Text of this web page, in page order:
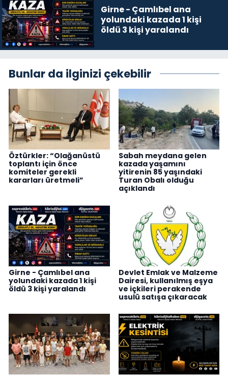
Girne - Çamlıbel ana
yolundaki kazada 1 kişi
öldü 3 kişi yaralandı
Bunlar da ilginizi çekebilir
Öztürkler: “Olağanüstü
toplantı için önce
komiteler gerekli
kararları üretmeli”
Sabah meydana gelen
kazada yaşamını
yitirenin 85 yaşındaki
Turan Obalı olduğu
açıklandı
Girne - Çamlıbel ana
yolundaki kazada 1 kişi
öldü 3 kişi yaralandı
Devlet Emlak ve Malzeme
Dairesi, kullanılmış eşya
ve içkileri perakende
usulü satışa çıkaracak